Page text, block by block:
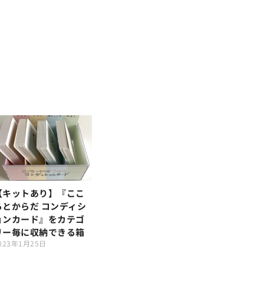
キットあり】『ここ
とからだ コンディシ
ンカード』をカテゴ
ー毎に収納できる箱
年1月25日